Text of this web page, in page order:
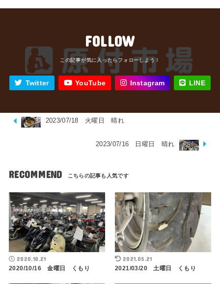
FOLLOW
Twitter YouTube Instagram LINE
2023/07/18 火曜日 晴れ
2023/07/16 日曜日 晴れ
RECOMMEND
2020.10.21
2020/10/16 金曜日 くもり
2021.05.21
2021/03/20 土曜日 くもり